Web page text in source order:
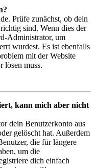
Prüfe zunächst, ob dein
sind. Wenn dies der
Administrator, um
wurdest. Es ist ebenfalls
mit der Website
lösen muss.
kann mich aber nicht
dein Benutzerkonto aus
gelöscht hat. Außerdem
die für längere
um die
dich einfach